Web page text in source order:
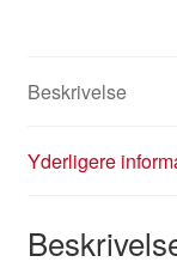
Beskrivelse
Yderligere